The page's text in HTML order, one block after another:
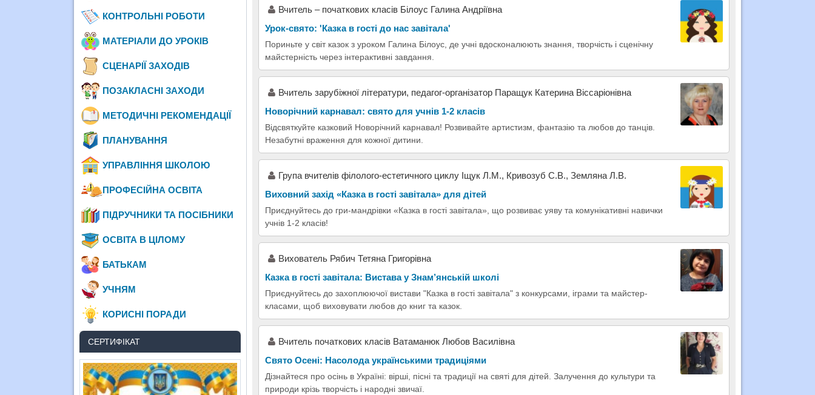
Вчитель – початкових класів Білоус Галина Андріївна
Урок-свято: 'Казка в гості до нас завітала'
Пориньте у світ казок з уроком Галина Білоус, де учні вдосконалюють знання, творчість і сценічну
майстерність через інтерактивні завдання.
Вчитель зарубіжної літератури, педагог-організатор Паращук Катерина Віссаріонівна
Новорічний карнавал: свято для учнів 1-2 класів
Відсвяткуйте казковий Новорічний карнавал! Розвивайте артистизм, фантазію та любов до танців.
Незабутні враження для кожної дитини.
Група вчителів філолого-естетичного циклу Іщук Л.М., Кривозуб С.В., Земляна Л.В.
Виховний захід «Казка в гості завітала» для дітей
Приєднуйтесь до гри-мандрівки «Казка в гості завітала», що розвиває уяву та комунікативні навички
учнів 1-2 класів!
Вихователь Рябич Тетяна Григорівна
Казка в гості завітала: Вистава у Знам’янській школі
Приєднуйтесь до захоплюючої вистави "Казка в гості завітала" з конкурсами, іграми та майстер-
класами, щоб виховувати любов до книг та казок.
Вчитель початкових класів Ватаманюк Любов Василівна
Свято Осені: Насолода українськими традиціями
Дізнайтеся про осінь в Україні: вірші, пісні та традиції на святі для дітей. Залучення до культури та
природи крізь творчість і народні звичаї.
КОНТРОЛЬНІ РОБОТИ
МАТЕРІАЛИ ДО УРОКІВ
СЦЕНАРІЇ ЗАХОДІВ
ПОЗАКЛАСНІ ЗАХОДИ
МЕТОДИЧНІ РЕКОМЕНДАЦІЇ
ПЛАНУВАННЯ
УПРАВЛІННЯ ШКОЛОЮ
ПРОФЕСІЙНА ОСВІТА
ПІДРУЧНИКИ ТА ПОСІБНИКИ
ОСВІТА В ЦІЛОМУ
БАТЬКАМ
УЧНЯМ
КОРИСНІ ПОРАДИ
СЕРТИФІКАТ